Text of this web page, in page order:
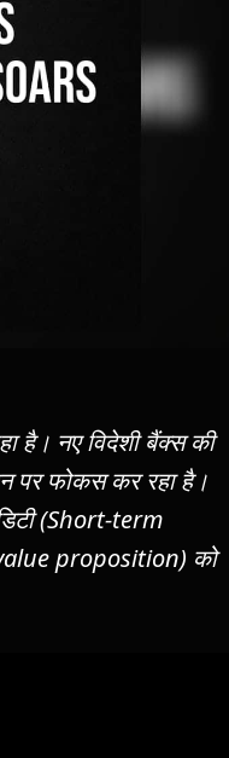
है। नए विदेशी बैंक्स की
पर फोकस कर रहा है।
(Short-term
proposition) को